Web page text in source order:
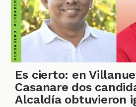
Es cierto: en
Casanare dos
Alcaldía obtuvieron